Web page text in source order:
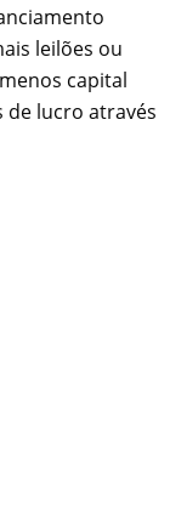
leilões ou
capital
de lucro através